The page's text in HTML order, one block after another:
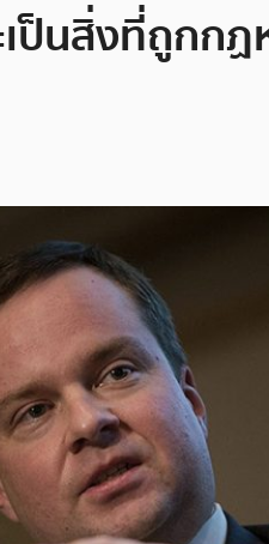
ป็นสิ่งที่ถูกก